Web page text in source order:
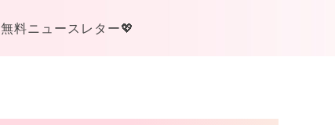
無料ニュースレター💖